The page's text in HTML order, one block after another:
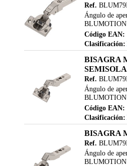
Ref.
Ángulo de
BLUMOTION
Código EAN:
Clasificación:
BISAGRA
Ref.
Ángulo de
BLUMOTION
Código EAN:
Clasificación:
BISAGRA
Ref.
Ángulo de
BLUMOTION